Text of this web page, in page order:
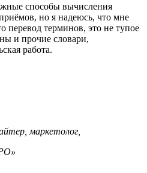
способы вычисления
но я надеюсь, что мне
перевод терминов, это не тупое
и прочие словари,
работа.
маркетолог,